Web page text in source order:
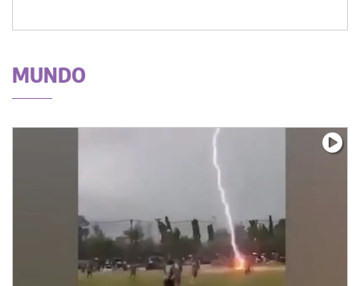
MUNDO